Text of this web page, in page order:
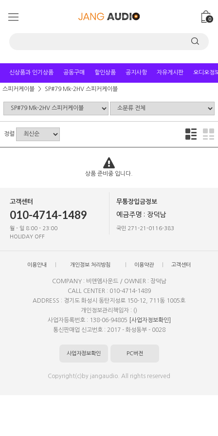
0
신상품과 인기상품 공동구매 할인상품 공지사항 자유게시판 오디오정
스피커케이블 SP#79 Mk-2HV 스피커케이블
정렬
상품 준비중 입니다.
고객센터
010-4714-1489
월 - 일 8:00 - 23:00
HOLIDAY OFF
무통장입금정보
예금주명 : 장덕남
국민 271-21-0116-383
이용안내 개인정보 처리방침 이용약관 고객센터
COMPANY : 비앤엠사운드 / OWNER : 장덕남
CALL CENTER : 010-4714-1489
ADDRESS : 경기도 화성시 동탄지성로 150-12, 711동 1005호
개인정보관리책임자 : ()
사업자등록번호 : 138-06-94805
[사업자정보확인]
통신판매업 신고번호 : 2017 - 화성동부 - 0028
사업자정보확인 PC버전
Copyright(c)by jangaudio. All rights reserved